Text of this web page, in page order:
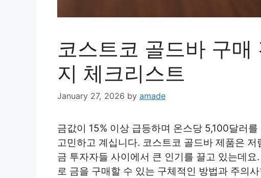
코스트코 골드바 구
지 체크리스트
January 27, 2026 by amade
금값이 15% 이상 급등하며 온스당 5,100달러
고민하고 계십니다. 코스트코 골드바 제품은
금 투자자들 사이에서 큰 인기를 끌고 있는데
로 금을 구매할 수 있는 구체적인 방법과 주의